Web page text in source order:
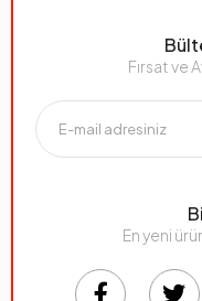
Fırsat ve
En yeni